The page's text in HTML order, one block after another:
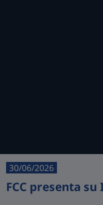
30/06/2026
FCC presenta